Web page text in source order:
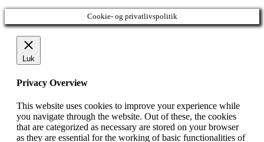
Cookie- og privatlivspolitik
Luk
Privacy Overview
This website uses cookies to improve your experience while
you navigate through the website. Out of these, the cookies
that are categorized as necessary are stored on your browser
as they are essential for the working of basic functionalities of